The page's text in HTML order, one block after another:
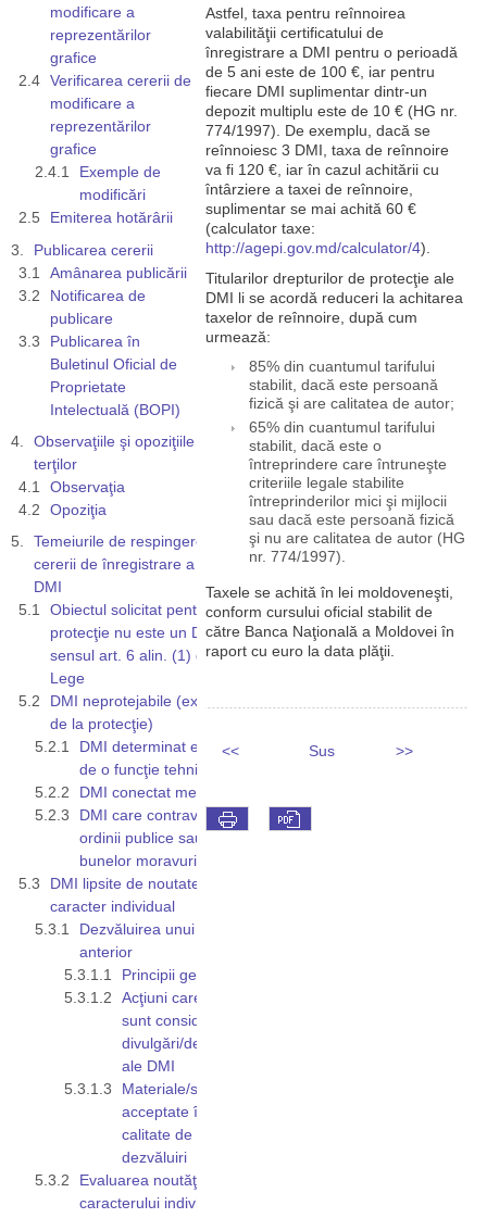
modificare a
reprezentărilor
grafice
Verificarea cererii de
modificare a
reprezentărilor
grafice
Exemple de
modificări
Emiterea hotărârii
Publicarea cererii
Amânarea publicării
Notificarea de
publicare
Publicarea în
Buletinul Oficial de
Proprietate
Intelectuală (BOPI)
Observaţiile şi opoziţiile
terţilor
Observaţia
Opoziţia
Temeiurile de respingere a
cererii de înregistrare a unui
DMI
Obiectul solicitat pentru
protecţie nu este un DMI în
sensul art. 6 alin. (1) din
Lege
DMI neprotejabile (excluse
de la protecţie)
DMI determinat exclusiv
de o funcţie tehnică
DMI conectat mecanic
DMI care contravine
ordinii publice sau
bunelor moravuri
DMI lipsite de noutate şi
caracter individual
Dezvăluirea unui DMI
anterior
Principii generale
Acţiuni care nu
sunt considerate
divulgări/dezvăluiri
ale DMI
Materiale/surse
acceptate în
calitate de
dezvăluiri
Evaluarea noutăţii şi
caracterului individual al
Astfel, taxa pentru reînnoirea
valabilităţii certificatului de
înregistrare a DMI pentru o perioadă
de 5 ani este de 100 €, iar pentru
fiecare DMI suplimentar dintr-un
depozit multiplu este de 10 € (HG nr.
774/1997). De exemplu, dacă se
reînnoiesc 3 DMI, taxa de reînnoire
va fi 120 €, iar în cazul achitării cu
întârziere a taxei de reînnoire,
suplimentar se mai achită 60 €
(calculator taxe:
http://agepi.gov.md/calculator/4).
Titularilor drepturilor de protecţie ale
DMI li se acordă reduceri la achitarea
taxelor de reînnoire, după cum
urmează:
85% din cuantumul tarifului
stabilit, dacă este persoană
fizică şi are calitatea de autor;
65% din cuantumul tarifului
stabilit, dacă este o
întreprindere care întruneşte
criteriile legale stabilite
întreprinderilor mici şi mijlocii
sau dacă este persoană fizică
şi nu are calitatea de autor (HG
nr. 774/1997).
Taxele se achită în lei moldoveneşti,
conform cursului oficial stabilit de
către Banca Naţională a Moldovei în
raport cu euro la data plăţii.
<< Sus >>